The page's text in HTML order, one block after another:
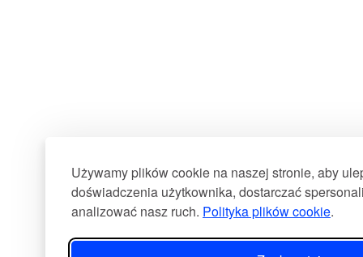
Używamy plików cookie na naszej stronie, aby
doświadczenia użytkownika, dostarczać
analizować nasz ruch. Polityka plików cookie.